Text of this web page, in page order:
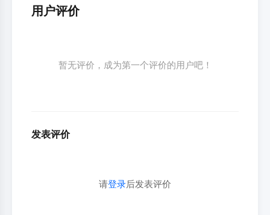
用户评价
暂无评价，成为第一个评价的用户吧！
发表评价
请登录后发表评价